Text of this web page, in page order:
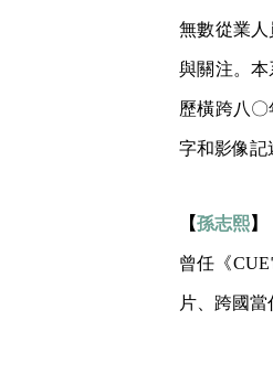
無數從業
與關注。
歷橫跨八
字和影像記
【孫志熙】
曾任《
片、跨國